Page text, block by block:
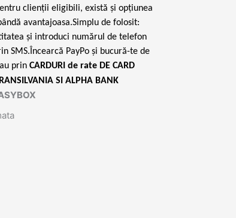
clienții eligibili, există și opțiunea
avantajoasa.Simplu de folosit:
și introduci numărul de telefon
SMS.Încearcă PayPo și bucură-te de
prinCARDURI de rate DE CARD
SI ALPHA BANK